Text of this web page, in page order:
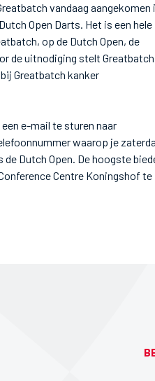
vandaag aangekomen
Open Darts. Het is een hele
op de Dutch Open, de
de uitnodiging stelt Greatbatch
Greatbatch kanker
e-mail te sturen naar
waarop je
Dutch Open. De hoogste
Centre Koningshof te